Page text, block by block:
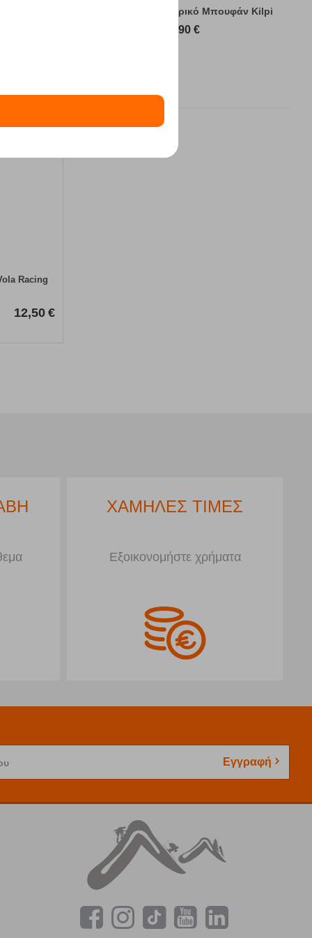
Sonna-M Green Ανδρικό Μπουφάν Kilpi
89,90 €
Racing
12,50 €
ΧΑΜΗΛΕΣ ΤΙΜΕΣ
Εξοικονομήστε χρήματα
Εγγραφή